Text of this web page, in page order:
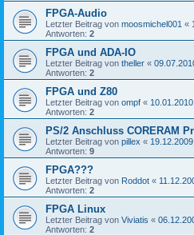
FPGA-Audio
Letzter Beitrag von moosmichel001 «
Antworten: 2
FPGA und ADA-IO
Letzter Beitrag von theller «
Antworten: 2
FPGA und Z80
Letzter Beitrag von ompf «
Antworten: 2
PS/2 Anschluss CORERAM
Letzter Beitrag von pillex «
Antworten: 9
FPGA???
Letzter Beitrag von Roddot «
Antworten: 2
FPGA Linux
Letzter Beitrag von Viviatis «
Antworten: 2